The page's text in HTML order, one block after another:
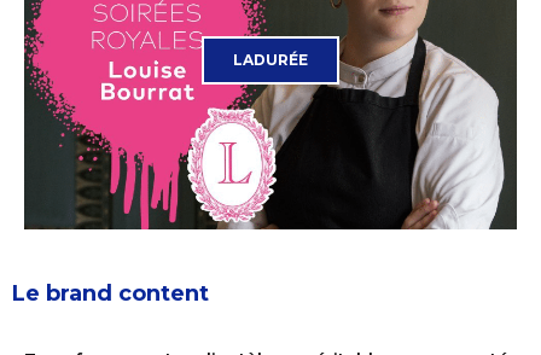
LADURÉE
Le brand content